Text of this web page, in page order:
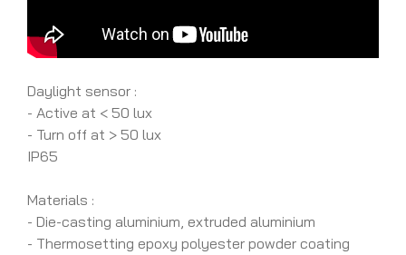
Daylight sensor :
- Active at < 50 lux
- Turn off at > 50 lux
IP65
Materials :
- Die-casting aluminium, extruded aluminium
- Thermosetting epoxy polyester powder coating